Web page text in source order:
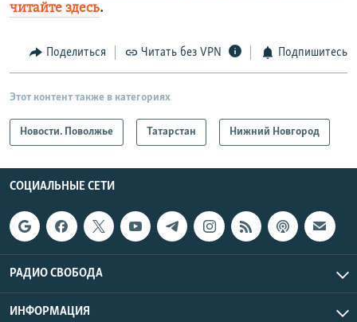
читайте здесь.
Поделиться Читать без VPN Подпишитесь
Этот контент также в категориях
Новости. Поволжье Татарстан Нижний Новгород
СОЦИАЛЬНЫЕ СЕТИ
РАДИО СВОБОДА
ИНФОРМАЦИЯ